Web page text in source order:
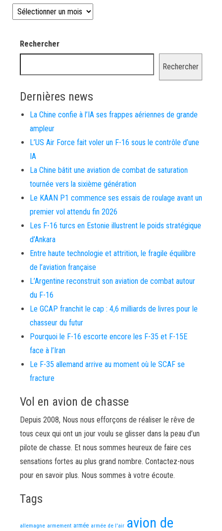
Les news depuis 2008
Rechercher
Rechercher
Dernières news
La Chine confie à l’IA ses frappes aériennes de grande
ampleur
L’US Air Force fait voler un F-16 sous le contrôle d’une
IA
La Chine bâtit une aviation de combat de saturation
tournée vers la sixième génération
Le KAAN P1 commence ses essais de roulage avant un
premier vol attendu fin 2026
Les F-16 turcs en Estonie illustrent le poids stratégique
d’Ankara
Entre haute technologie et attrition, le fragile équilibre
de l’aviation française
L’Argentine reconstruit son aviation de combat autour
du F-16
Le GCAP franchit le cap : 4,6 milliards de livres pour le
chasseur du futur
Pourquoi le F-16 escorte encore les F-35 et F-15E
face à l’Iran
Le F-35 allemand arrive au moment où le SCAF se
fracture
Vol en avion de chasse
Depuis 2008, Nous nous efforçons de réaliser le rêve de
tous ceux qui ont un jour voulu se glisser dans la peau d’un
pilote de chasse. Et nous sommes heureux de faire ces
sensations fortes au plus grand nombre. Contactez-nous
pour en savoir plus. Nous sommes à votre écoute.
Tags
allemagne armement armée armée de l'air avion de